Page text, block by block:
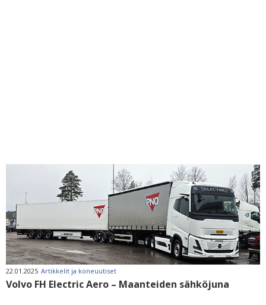
22.01.2025 Artikkelit ja koneuutiset
Volvo FH Electric Aero – Maanteiden sähköjuna